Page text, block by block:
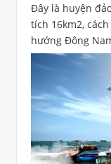
Đây là huyện
tích 16km2,
hướng Đông